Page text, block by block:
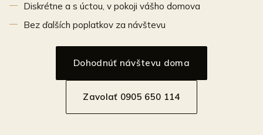
Diskrétne a s úctou, v pokoji vášho domova
Bez ďalších poplatkov za návštevu
Dohodnúť návštevu doma
Zavolať 0905 650 114